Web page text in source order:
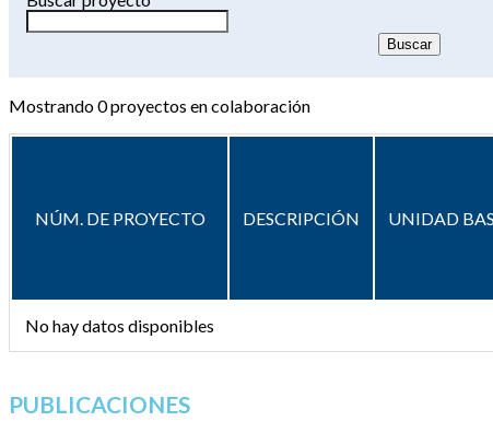
Mostrando0proyectos en colaboración
NÚM. DE PROYECTO DESCRIPCIÓN UNIDAD
No hay datos disponibles
PUBLICACIONES